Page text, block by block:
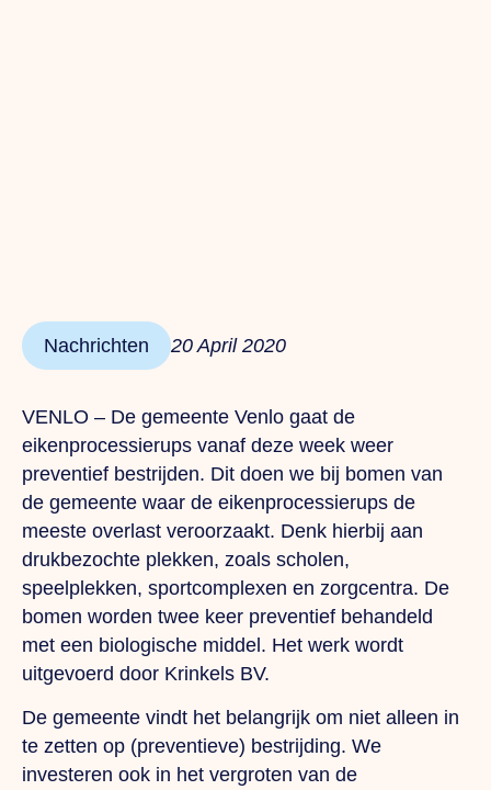
Nachrichten 20 April 2020
VENLO – De gemeente Venlo gaat de
eikenprocessierups vanaf deze week weer
preventief bestrijden. Dit doen we bij bomen van
de gemeente waar de eikenprocessierups de
meeste overlast veroorzaakt. Denk hierbij aan
drukbezochte plekken, zoals scholen,
speelplekken, sportcomplexen en zorgcentra. De
bomen worden twee keer preventief behandeld
met een biologische middel. Het werk wordt
uitgevoerd door Krinkels BV.
De gemeente vindt het belangrijk om niet alleen in
te zetten op (preventieve) bestrijding. We
investeren ook in het vergroten van de